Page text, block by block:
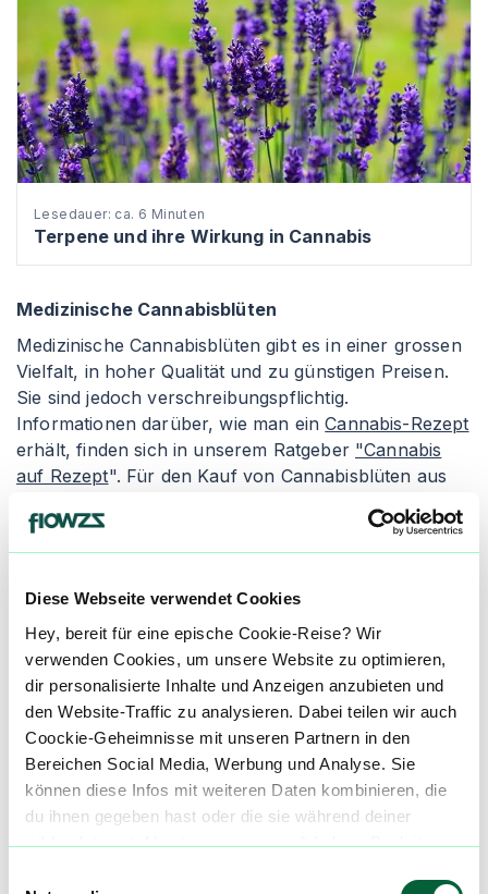
Diese Webseite verwendet Cookies
Hey, bereit für eine epische Cookie-Reise? Wir
verwenden Cookies, um unsere Website zu optimieren,
dir personalisierte Inhalte und Anzeigen anzubieten und
den Website-Traffic zu analysieren. Dabei teilen wir auch
Coockie-Geheimnisse mit unseren Partnern in den
Bereichen Social Media, Werbung und Analyse. Sie
können diese Infos mit weiteren Daten kombinieren, die
du ihnen gegeben hast oder die sie während deiner
wilden Internet-Abenteuer gesammelt haben. Begleite
Lesedauer: ca. 6 Minuten
Terpene und ihre Wirkung in Cannabis
Medizinische Cannabisblüten
Medizinische Cannabisblüten gibt es in einer grossen
Vielfalt, in hoher Qualität und zu günstigen Preisen.
Sie sind jedoch verschreibungspflichtig.
Informationen darüber, wie man einCannabis-Rezept
erhält, finden sich in unserem Ratgeber "Cannabis
auf Rezept". Für den Kauf von Cannabisblüten aus
Cannabis legal kaufen
" zu lesen. Apotheken geben
die Cannabisblüten entweder als Granulat oder als
Einnahmeform ist.
Granulierte Cannabisblüten wird in der Apotheke
zerkleinert und verpackt. Die Konsumenten erhalten
einen Dosierlöffel zur genauen Abmessung des
medizinischen Cannabis, um ungleichmäßige und
inkorrekte Dosierungen zu vermeiden. Der Nachteil
von granuliertem Cannabis ist seine schnellere
Oxidation, wodurch es schneller austrocknen und an
Qualität verlieren kann. Alternativ gibt es die Abgabe